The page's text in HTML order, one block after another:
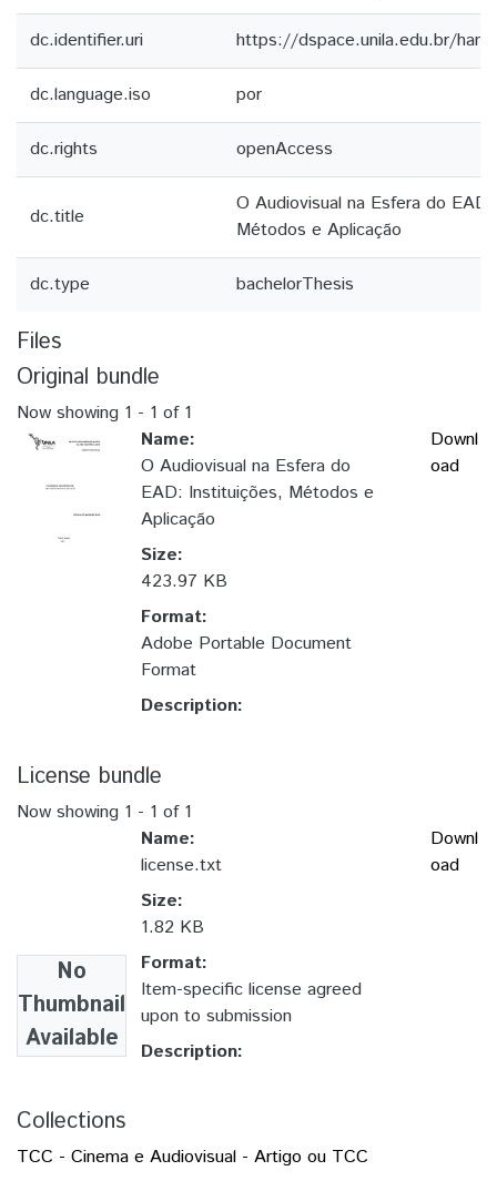
dc.identifier.uri https://dspace.unila.edu.br/
dc.language.iso por
dc.rights openAccess
dc.title
O Audiovisual na Esfera do
Métodos e Aplicação
dc.type bachelorThesis
Files
Original bundle
Now showing 1 - 1 of 1
Name:
O Audiovisual na Esfera do
EAD: Instituições, Métodos e
Aplicação
Size:
423.97 KB
Format:
Adobe Portable Document
Format
Description:
Downl
oad
License bundle
Now showing 1 - 1 of 1
No
Thumbnail
Available
Name:
license.txt
Size:
1.82 KB
Format:
Item-specific license agreed
upon to submission
Description:
Downl
oad
Collections
TCC - Cinema e Audiovisual - Artigo ou TCC